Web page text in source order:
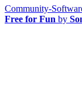
Community-
Free for Fun by